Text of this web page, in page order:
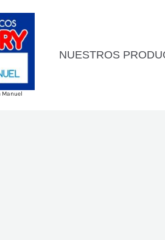
Manuel
NUESTROS